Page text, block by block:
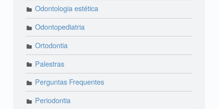
Odontologia estética
Odontopediatria
Ortodontia
Palestras
Perguntas Frequentes
Periodontia